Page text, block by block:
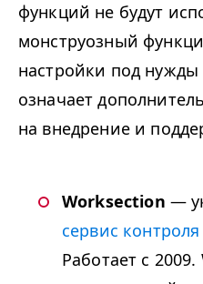
функций не будут
монструозный
настройки под
означает
на внедрение и
Worksection —
сервис
Работает с